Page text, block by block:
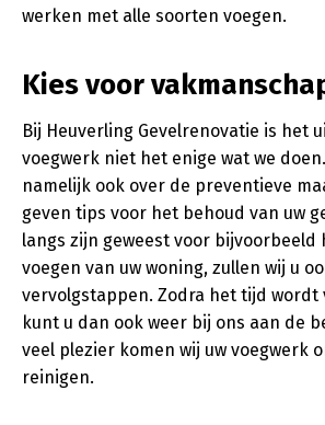
werken met alle soorten voegen.
Kies voor
Bij Heuverling Gevelrenovatie is het
voegwerk niet het enige wat we
namelijk ook over de preventieve
geven tips voor het behoud van uw
langs zijn geweest voor bijvoorbeeld
voegen van uw woning, zullen wij u
vervolgstappen. Zodra het tijd
kunt u dan ook weer bij ons aan de
veel plezier komen wij uw voegwerk
reinigen.